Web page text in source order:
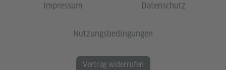
Impressum Datenschutz
Nutzungsbedingungen
Vertrag widerrufen